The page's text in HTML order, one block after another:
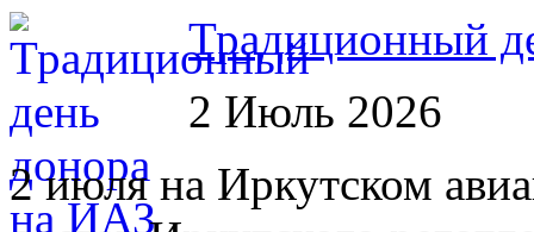
Традиционный
2 Июль 2026
2 июля на Иркутском